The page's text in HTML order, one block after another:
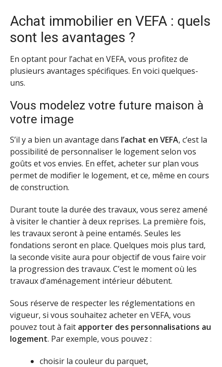
Achat immobilier en VEFA : quels
sont les avantages ?
En optant pour l’achat en VEFA, vous profitez de
plusieurs avantages spécifiques. En voici quelques-
uns.
Vous modelez votre future maison à
votre image
S’il y a bien un avantage dans l’achat en VEFA, c’est la
possibilité de personnaliser le logement selon vos
goûts et vos envies. En effet, acheter sur plan vous
permet de modifier le logement, et ce, même en cours
de construction.
Durant toute la durée des travaux, vous serez amené
à visiter le chantier à deux reprises. La première fois,
les travaux seront à peine entamés. Seules les
fondations seront en place. Quelques mois plus tard,
la seconde visite aura pour objectif de vous faire voir
la progression des travaux. C’est le moment où les
travaux d’aménagement intérieur débutent.
Sous réserve de respecter les réglementations en
vigueur, si vous souhaitez acheter en VEFA, vous
pouvez tout à fait apporter des personnalisations au
logement. Par exemple, vous pouvez :
choisir la couleur du parquet,